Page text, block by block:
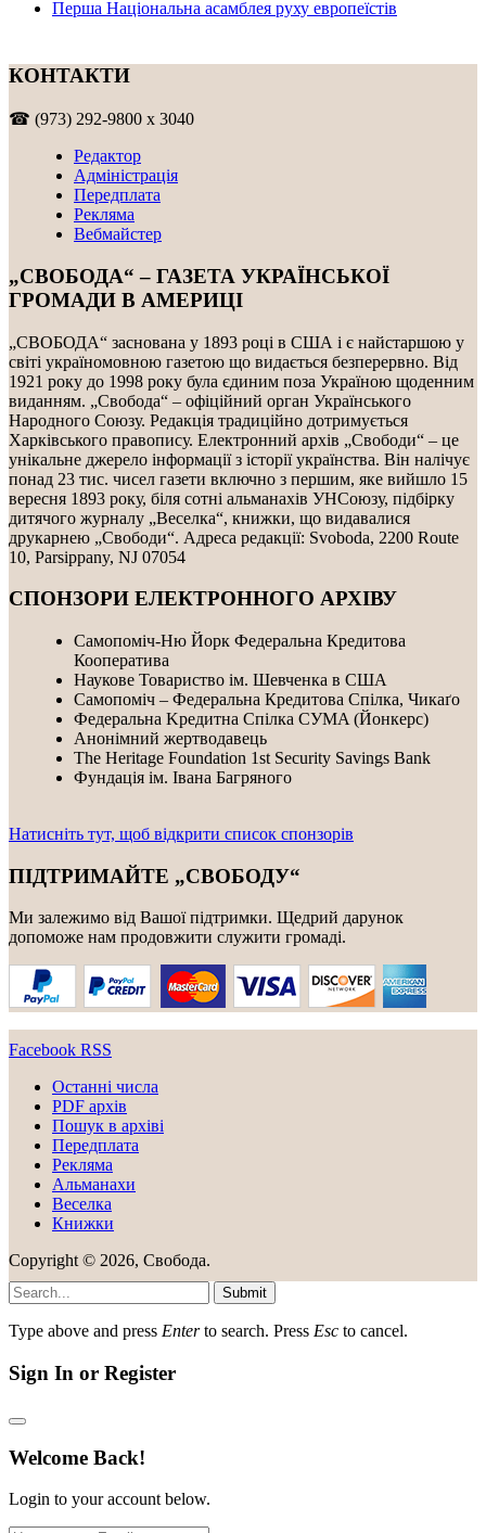
Перша Національна асамблея руху европеїстів
КОНТАКТИ
☎ (973) 292-9800 x 3040
Редактор
Адміністрація
Передплата
Рекляма
Вебмайстер
„СВОБОДА“ – ГАЗЕТА УКРАЇНСЬКОЇ
ГРОМАДИ В АМЕРИЦІ
„СВОБОДА“ заснована у 1893 році в США і є найстаршою у
світі україномовною газетою що видається безперервно. Від
1921 року до 1998 року була єдиним поза Україною щоденним
виданням. „Свобода“ – офіційний орган Українського
Народного Союзу. Редакція традиційно дотримується
Харківського правопису. Електронний архів „Свободи“ – це
унікальне джерело інформації з історії українства. Він налічує
понад 23 тис. чисел газети включно з першим, яке вийшло 15
вересня 1893 року, біля сотні альманахів УНСоюзу, підбірку
дитячого журналу „Веселка“, книжки, що видавалися
друкарнею „Свободи“. Адреса редакції: Svoboda, 2200 Route
10, Parsippany, NJ 07054
СПОНЗОРИ ЕЛЕКТРОННОГО АРХІВУ
Самопоміч-Ню Йорк Федеральна Кредитова
Кооператива
Наукове Товариство ім. Шевченка в США
Самопоміч – Федеральна Кредитова Спілка, Чикаґо
Федеральнa Kредитнa Спілка CУMA (Йонкерс)
Анонімний жертводавець
The Heritage Foundation 1st Security Savings Bank
Фундація ім. Івана Багряного
Натисніть тут, щоб відкрити список спонзорів
ПІДТРИМАЙТЕ „СВОБОДУ“
Ми залежимо від Вашої підтримки. Щедрий дарунок
допоможе нам продовжити служити громаді.
Facebook RSS
Останні числа
PDF архів
Пошук в архіві
Передплата
Рекляма
Альманахи
Веселка
Книжки
Copyright © 2026, Свобода.
Submit
Type above and press Enterto search. Press Esc to cancel.
Sign In or Register
Welcome Back!
Login to your account below.